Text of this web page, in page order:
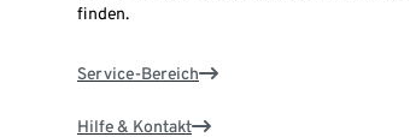
finden.
Service-Bereich
Hilfe & Kontakt